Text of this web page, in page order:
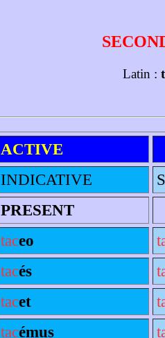
Latin :
ACTIVE
INDICATIVE
PRESENT
taceo
tacés
tacet
tacémus